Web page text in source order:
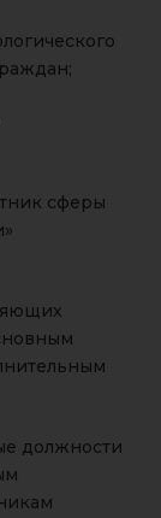
сферы
должности